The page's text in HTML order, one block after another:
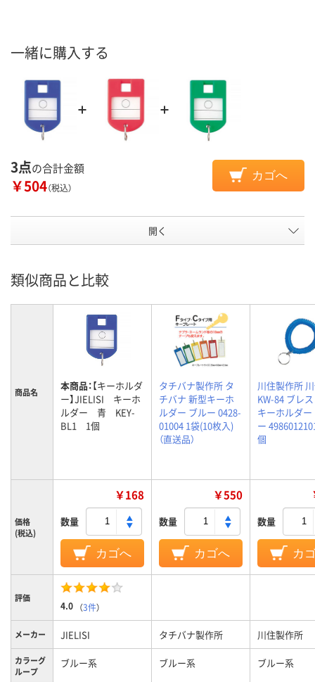
一緒に購入する
3点の合計金額
￥504（税込）
カゴへ
開く
類似商品と比較
商品名 本商品：【キーホルダ
ー】JIELISI キーホ
ルダー 青 KEY-
BL1 1個
タチバナ製作所 タ
チバナ 新型キーホ
ルダー ブルー 0428-
01004 1袋(10枚入)
（直送品）
川住製作所
KW-84 ブレ
キーホルダー
ー
個
価格
(税込)
￥168
数量
カゴへ
￥550
数量
カゴへ
数量
カ
評価
4.0 （3件）
メーカー JIELISI タチバナ製作所 川住製作所
カラーグ
ループ
ブルー系 ブルー系 ブルー系